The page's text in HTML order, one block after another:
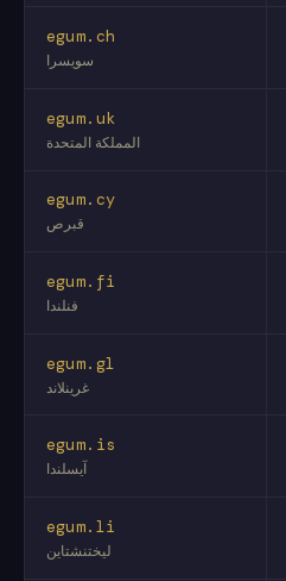
egum.ch
سويسرا
egum.uk
المملكة المتحدة
egum.cy
قبرص
egum.fi
فنلندا
egum.gl
غرينلاند
egum.is
آيسلندا
egum.li
ليختنشتاين